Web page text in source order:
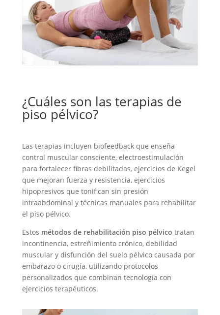
¿Cuáles son las terapias de
piso pélvico?
Las terapias incluyen biofeedback que enseña
control muscular consciente, electroestimulación
para fortalecer fibras debilitadas, ejercicios de Kegel
que mejoran fuerza y resistencia, ejercicios
hipopresivos que tonifican sin presión
intraabdominal y técnicas manuales para rehabilitar
el piso pélvico.
Estos métodos de rehabilitación piso pélvico tratan
incontinencia, estreñimiento crónico, debilidad
muscular y disfunción del suelo pélvico causada por
embarazo o cirugía, utilizando protocolos
personalizados que combinan tecnología con
ejercicios terapéuticos.